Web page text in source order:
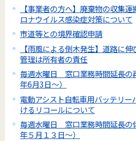
【事業者の方へ】廃棄物の収集
ロナウイルス感染症対策について
市道等との境界確認申請
【雨風による倒木発生】道路に
管理は所有者の責任
毎週水曜日 窓口業務時間延長の
年6月3日～）
電動アシスト自転車用バッテリー
けるリコールについて
毎週水曜日 窓口業務時間延長の
年５月１３日～）